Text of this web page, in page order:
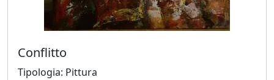
Bardino
Conflitto
Tipologia: Pittura